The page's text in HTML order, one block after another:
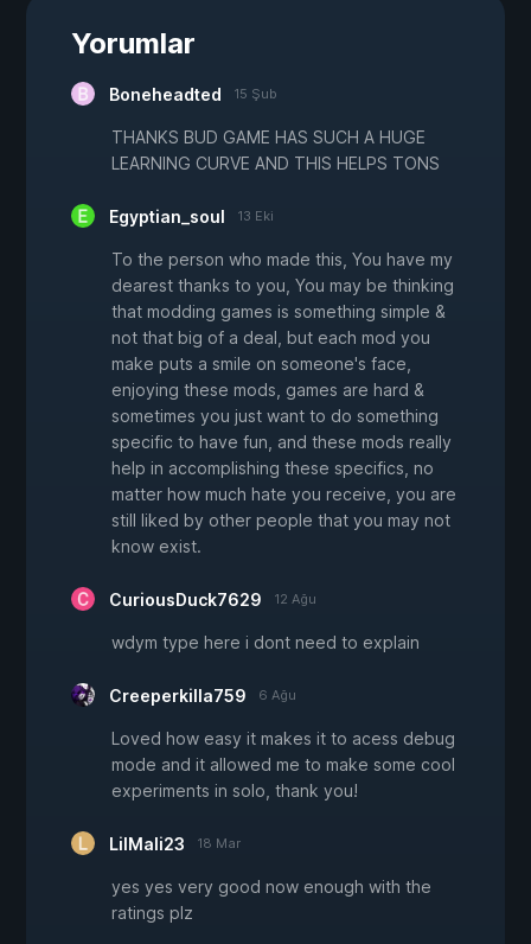
Yorumlar
Boneheadted 15 Şub
THANKS BUD GAME HAS SUCH A HUGE
LEARNING CURVE AND THIS HELPS TONS
Egyptian_soul 13 Eki
To the person who made this, You have my
dearest thanks to you, You may be thinking
that modding games is something simple &
not that big of a deal, but each mod you
make puts a smile on someone's face,
enjoying these mods, games are hard &
sometimes you just want to do something
specific to have fun, and these mods really
help in accomplishing these specifics, no
matter how much hate you receive, you are
still liked by other people that you may not
know exist.
CuriousDuck7629 12 Ağu
wdym type here i dont need to explain
Creeperkilla759 6 Ağu
Loved how easy it makes it to acess debug
mode and it allowed me to make some cool
experiments in solo, thank you!
LilMali23 18 Mar
yes yes very good now enough with the
ratings plz